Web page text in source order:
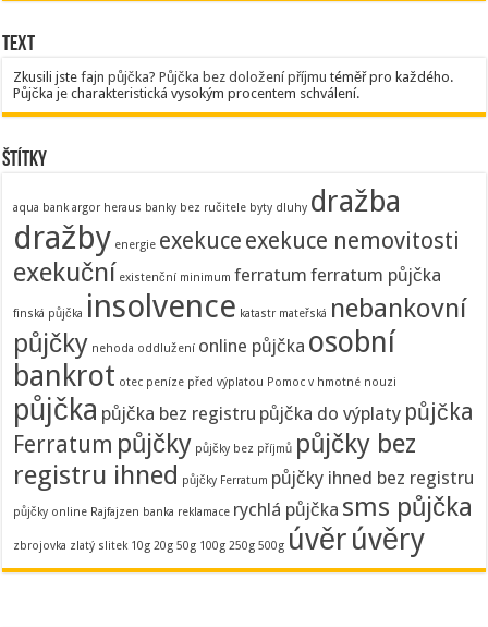
Text
Zkusili jstefajn půjčka?Půjčka bez doložení příjmu téměř pro každého.
Půjčka je charakteristická vysokým procentem schválení.
Štítky
aqua bank argor heraus banky bez ručitele byty dluhy dražba
dražby energie exekuce exekuce nemovitosti
exekuční existenční minimum ferratum ferratum půjčka
finská půjčka insolvence katastr mateřská nebankovní
půjčky nehoda oddlužení online půjčka osobní
bankrot otec peníze před výplatou Pomoc v hmotné nouzi
půjčka půjčka bez registru půjčka do výplaty půjčka
Ferratum půjčky půjčky bez příjmů půjčky bez
registru ihned půjčky Ferratum půjčky ihned bez registru
půjčky online Rajfajzen banka reklamace rychlá půjčka sms půjčka
zbrojovka zlatý slitek 10g 20g 50g 100g 250g 500g úvěrúvěry